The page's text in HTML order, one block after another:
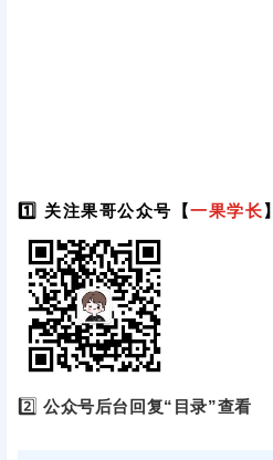
1️⃣ 关注果哥公众号【一果学长】
2️⃣公众号后台回复“目录”查看